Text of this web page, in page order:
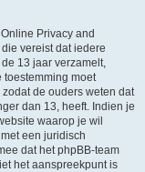
Privacy and
vereist dat iedere
13 jaar verzamelt,
toestemming moet
de ouders weten dat
dan 13, heeft. Indien je
waarop je wil
een juridisch
dat het phpBB-team
het aanspreekpunt is